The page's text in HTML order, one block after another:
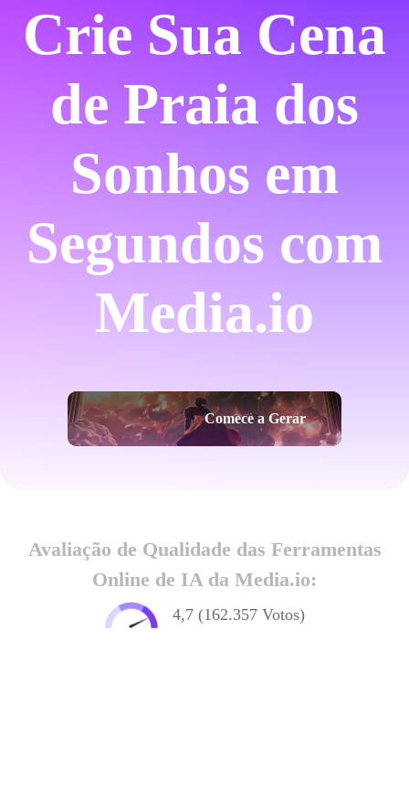
Crie Sua Cena
de Praia dos
Sonhos em
Segundos com
Media.io
Comece a Gerar
Avaliação de Qualidade das Ferramentas
Online de IA da Media.io:
4,7 (162.357 Votos)